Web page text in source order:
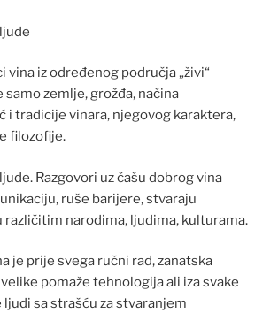
vina iz određenog područja „živi“
zemlje, grožđa, načina
i tradicije vinara, njegovog karaktera,
filozofije.
Razgovori uz čašu dobrog vina
ruše barijere, stvaraju
različitim narodima, ljudima, kulturama.
je prije svega ručni rad, zanatska
pomaže tehnologija ali iza svake
ljudi sa strašću za stvaranjem